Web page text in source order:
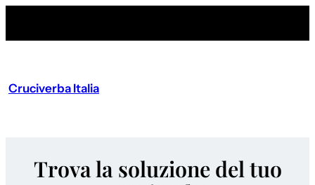
Cruciverba Italia
Trova la soluzione del tuo